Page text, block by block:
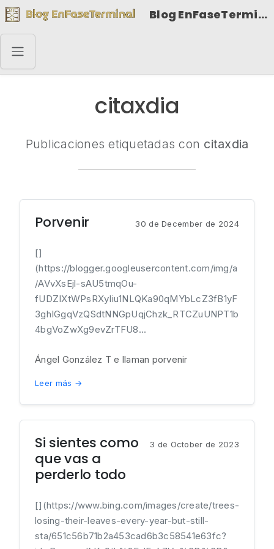
Blog EnFaseTerminal
citaxdia
Publicaciones etiquetadas con citaxdia
Porvenir 30 de December de 2024
[]
(https://blogger.googleusercontent.com/img/a
/AVvXsEjl-sAU5tmqOu-
fUDZIXtWPsRXyIiu1NLQKa90qMYbLcZ3fB1yF
3ghIGgqVzQSdtNNGpUqjChzk_RTCZuUNPT1b
4bgVoZwXg9evZrTFU8...
Ángel González T e llaman porvenir
Leer más →
Si sientes como
que vas a
perderlo todo
3 de October de 2023
[](https://www.bing.com/images/create/trees-
losing-their-leaves-every-year-but-still-
sta/651c56b71b2a453cad6b3c58541e63fc?